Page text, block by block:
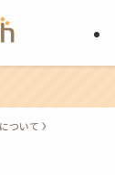
ついて